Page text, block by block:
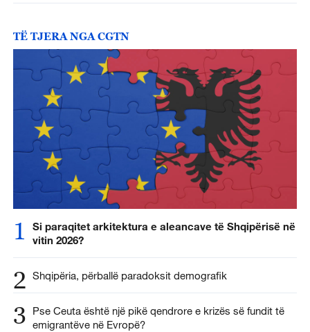
TË TJERA NGA CGTN
1
Si paraqitet arkitektura e aleancave të Shqipërisë në
vitin 2026?
2 Shqipëria, përballë paradoksit demografik
3
Pse Ceuta është një pikë qendrore e krizës së fundit të
emigrantëve në Evropë?